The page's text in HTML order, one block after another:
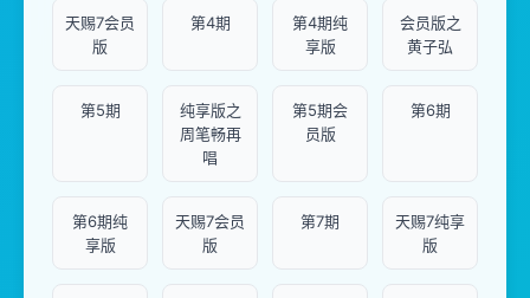
天赐7会员
版
第4期
第4期纯
享版
会员版之
黄子弘
第5期
纯享版之
周笔畅再
唱
第5期会
员版
第6期
第6期纯
享版
天赐7会员
版
第7期
天赐7纯享
版